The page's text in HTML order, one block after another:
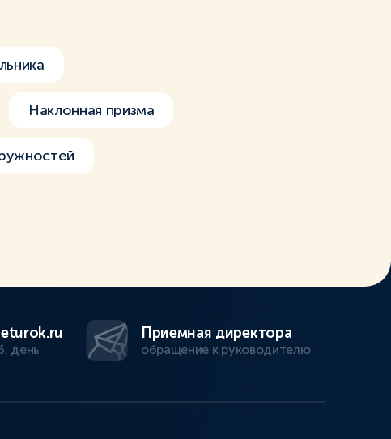
Наклонная призма
день
Приемная директора
обращение к руководителю